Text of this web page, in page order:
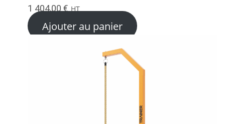
1 404,00 € HT
Ajouter au panier